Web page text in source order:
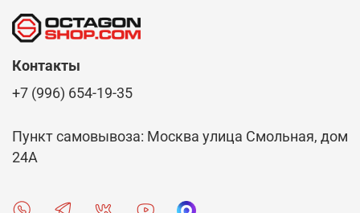
Контакты
+7 (996) 654-19-35
Пункт самовывоза: Москва улица Смольная, дом
24А